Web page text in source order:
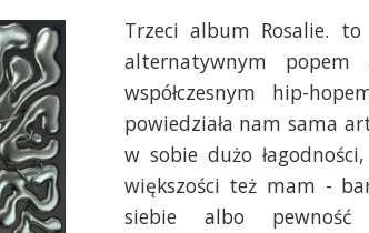
Trzeci album Rosalie.
alternatywnym
współczesnym hip-
powiedziała nam sama
w sobie dużo
większości też mam -
siebie albo